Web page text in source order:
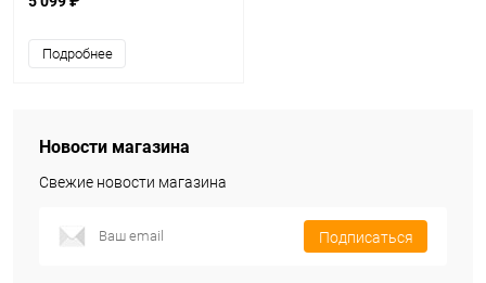
Подробнее
Новости магазина
Свежие новости магазина
Подписаться